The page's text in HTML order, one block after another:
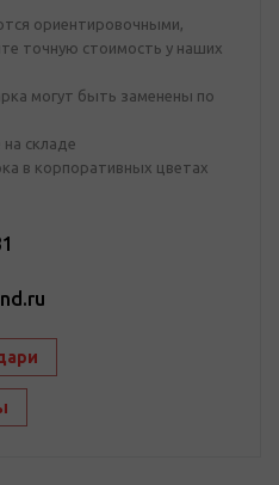
ориентировочными,
точную стоимость у наших
могут быть заменены по
складе
в корпоративных цветах